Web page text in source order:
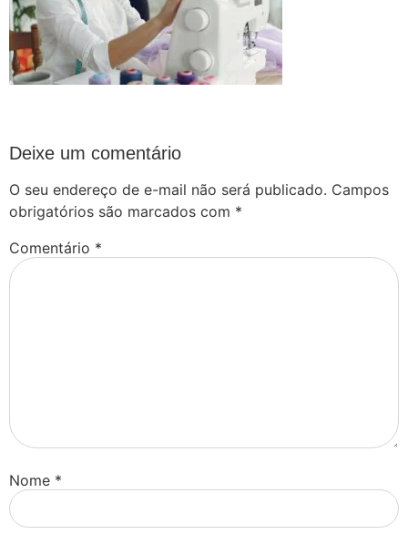
Deixe um comentário
O seu endereço de e-mail não será publicado. Campos
obrigatórios são marcados com *
Comentário *
Nome *